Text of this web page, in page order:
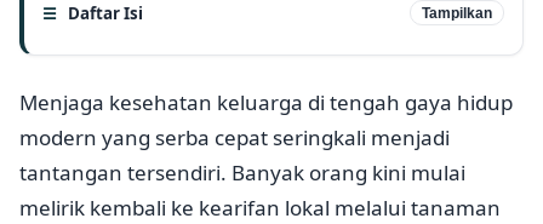
Daftar Isi Tampilkan
Menjaga kesehatan keluarga di tengah gaya hidup
modern yang serba cepat seringkali menjadi
tantangan tersendiri. Banyak orang kini mulai
melirik kembali ke kearifan lokal melalui tanaman